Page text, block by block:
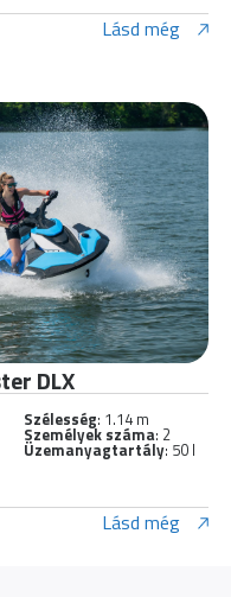
Lásd még
DLX
Szélesség: 1.14 m
Személyek száma: 2
Üzemanyagtartály: 50 l
Lásd még